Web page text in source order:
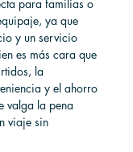
para familias o
ya que
y un servicio
es más cara que
la
y el ahorro
valga la pena
viaje sin